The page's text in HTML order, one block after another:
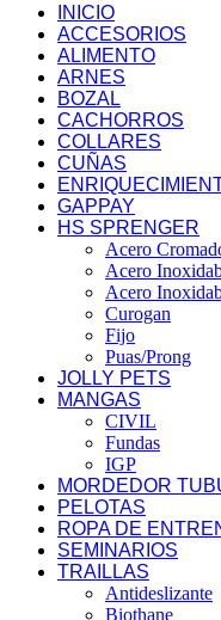
INICIO
ACCESORIOS
ALIMENTO
ARNES
BOZAL
CACHORROS
COLLARES
CUÑAS
GAPPAY
HS SPRENGER
Acero
Acero
Acero
Curogan
Fijo
Puas/Prong
JOLLY PETS
MANGAS
CIVIL
Fundas
IGP
MORDEDOR
PELOTAS
ROPA DE
SEMINARIOS
TRAILLAS
Antideslizante
Biothane